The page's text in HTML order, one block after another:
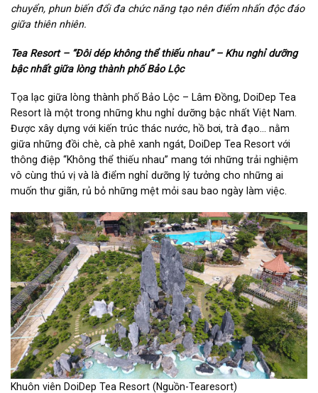
chuyển, phun biến đổi đa chức năng tạo nên điểm nhấn độc đáo
giữa thiên nhiên.
Tea Resort – “Đôi dép không thể thiếu nhau” – Khu nghỉ dưỡng
bậc nhất giữa lòng thành phố Bảo Lộc
Tọa lạc giữa lòng thành phố Bảo Lộc – Lâm Đồng, DoiDep Tea
Resort là một trong những khu nghỉ dưỡng bậc nhất Việt Nam.
Được xây dựng với kiến trúc thác nước, hồ bơi, trà đạo… nằm
giữa những đồi chè, cà phê xanh ngát, DoiDep Tea Resort với
thông điệp “Không thể thiếu nhau” mang tới những trải nghiệm
vô cùng thú vị và là điểm nghỉ dưỡng lý tưởng cho những ai
muốn thư giãn, rủ bỏ những mệt mỏi sau bao ngày làm việc.
Khuôn viên DoiDep Tea Resort (Nguồn-Tearesort)